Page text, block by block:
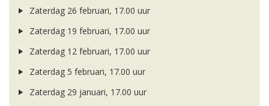
Zaterdag 26 februari, 17.00 uur
Zaterdag 19 februari, 17.00 uur
Zaterdag 12 februari, 17.00 uur
Zaterdag 5 februari, 17.00 uur
Zaterdag 29 januari, 17.00 uur